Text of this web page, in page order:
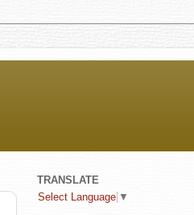
TRANSLATE
Select Language ▼